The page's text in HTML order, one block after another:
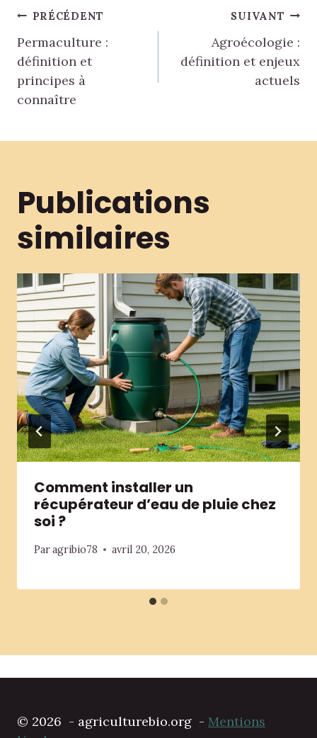
Navigation
de
l’article
PRÉCÉDENT
Permaculture :
définition et
principes à
connaître
SUIVANT
Agroécologie :
définition et enjeux
actuels
Publications
similaires
Comment installer un
récupérateur d’eau de pluie chez
soi ?
Paragribio78 avril 20, 2026
© 2026 - agriculturebio.org - Mentions